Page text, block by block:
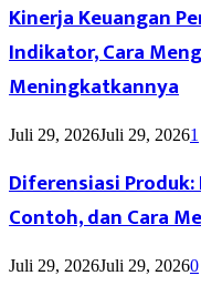
Kinerja Keuangan
Indikator, Cara
Meningkatkannya
Juli 29, 2026Juli 29, 20261
Diferensiasi
Contoh, dan Cara
Juli 29, 2026Juli 29, 20260